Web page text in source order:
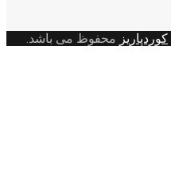
کوردپاریز محفوظ می باشد.